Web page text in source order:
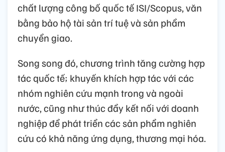
chất lượng công bố quốc tế ISI/Scopus, văn
bằng bảo hộ tài sản trí tuệ và sản phẩm
chuyển giao.
Song song đó, chương trình tăng cường hợp
tác quốc tế; khuyến khích hợp tác với các
nhóm nghiên cứu mạnh trong và ngoài
nước, cũng như thúc đẩy kết nối với doanh
nghiệp để phát triển các sản phẩm nghiên
cứu có khả năng ứng dụng, thương mại hóa.